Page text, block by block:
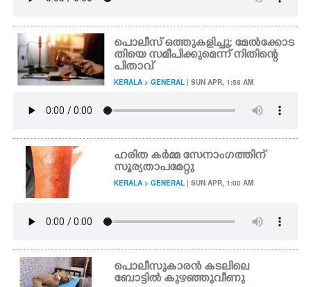
പൊലീസ് ഒത്തുകളിച്ചു; മേൽക്കോട
തിയെ സമീപിക്കുമെന്ന് നിതിന്റെ
പിതാവ്
KERALA > GENERAL | SUN APR, 1:58 AM
ഹരിത കർമ്മ സേനാംഗത്തിന്
സൂര്യതാപമേറ്റു
KERALA > GENERAL | SUN APR, 1:00 AM
പൊലീസുകാരൻ കടലിലെ
ബോട്ടിൽ കുഴഞ്ഞുവീണു